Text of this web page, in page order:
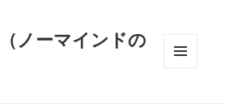
ノーマインドの